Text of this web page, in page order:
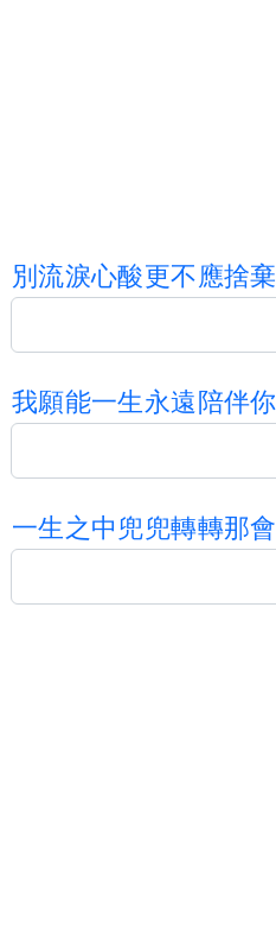
別 流淚心酸更不應捨棄
我願能一生永遠 陪伴你
一生 之中 兜兜轉轉那會